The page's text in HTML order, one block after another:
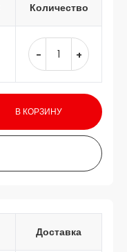
Количество
- +
В КОРЗИНУ
Доставка